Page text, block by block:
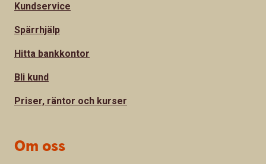
Kundservice
Spärrhjälp
Hitta bankkontor
Bli kund
Priser, räntor och kurser
Om oss